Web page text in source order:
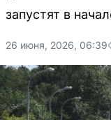
запустят в
26 июня, 2026, 06:39